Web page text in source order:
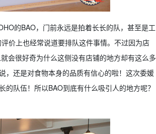
的BAO，门前永远是拍着长长的队，甚至是工
价上也经常说道要排队这件事情。不过因为店
会很好奇为什么这侧没有店铺的地方却有这么多
，还是对食物本身的品质有信心的啦！这次委媛
队伍！所以BAO到底有什么吸引人的地方呢？